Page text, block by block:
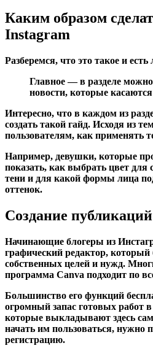
Каким образом
Instagram
Разберемся, что это такое и
Главное — в разделе
новости, которые
Интересно, что в каждом из
создать такой гайд. Исходя из
пользователям, как применять
Например, девушки, которые
показать, как выбрать цвет для
тени и для какой формы лица
оттенок.
Создание
Начинающие блогеры из
графический редактор,
собственных целей и нужд.
программа Canva подходит по
Большинство его функций
огромный запас готовых работ
которые выкладывают здесь
начать им пользоваться, нужно
регистрацию.